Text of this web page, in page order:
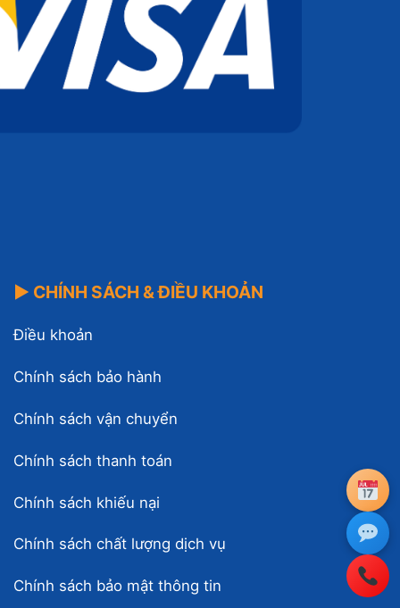
▶ CHÍNH SÁCH & ĐIỀU KHOẢN
Điều khoản
Chính sách bảo hành
Chính sách vận chuyển
Chính sách thanh toán
Chính sách khiếu nại
Chính sách chất lượng dịch vụ
Chính sách bảo mật thông tin